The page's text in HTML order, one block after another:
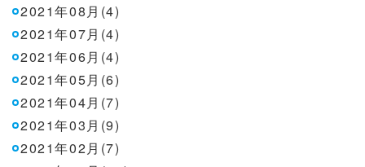
2021年08月(4)
2021年07月(4)
2021年06月(4)
2021年05月(6)
2021年04月(7)
2021年03月(9)
2021年02月(7)